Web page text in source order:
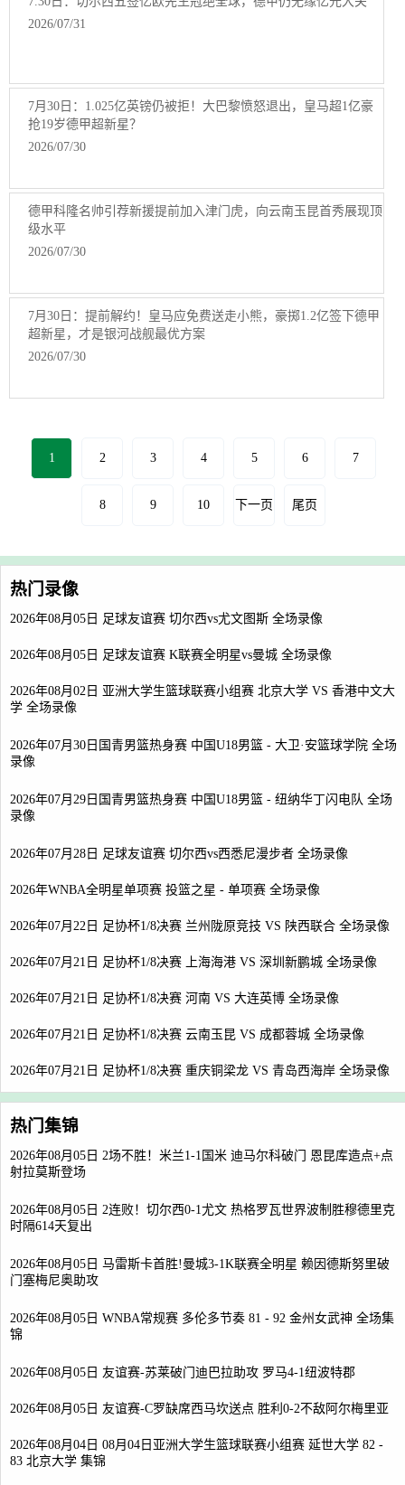
2026/07/31
7月30日：1.025亿英镑仍被拒！大巴黎愤怒退出，皇马超1亿豪
抢19岁德甲超新星？
2026/07/30
德甲科隆名帅引荐新援提前加入津门虎，向云南玉昆首秀展现顶
级水平
2026/07/30
7月30日：提前解约！皇马应免费送走小熊，豪掷1.2亿签下德甲
超新星，才是银河战舰最优方案
2026/07/30
1 2 3 4 5 6 7
8 9 10 下一页 尾页
热门录像
2026年08月05日 足球友谊赛 切尔西vs尤文图斯 全场录像
2026年08月05日 足球友谊赛 K联赛全明星vs曼城 全场录像
2026年08月02日 亚洲大学生篮球联赛小组赛 北京大学 VS 香港中文大
学 全场录像
2026年07月30日国青男篮热身赛 中国U18男篮 - 大卫·安篮球学院 全场
录像
2026年07月29日国青男篮热身赛 中国U18男篮 - 纽纳华丁闪电队 全场
录像
2026年07月28日 足球友谊赛 切尔西vs西悉尼漫步者 全场录像
2026年WNBA全明星单项赛 投篮之星 - 单项赛 全场录像
2026年07月22日 足协杯1/8决赛 兰州陇原竞技 VS 陕西联合 全场录像
2026年07月21日 足协杯1/8决赛 上海海港 VS 深圳新鹏城 全场录像
2026年07月21日 足协杯1/8决赛 河南 VS 大连英博 全场录像
2026年07月21日 足协杯1/8决赛 云南玉昆 VS 成都蓉城 全场录像
2026年07月21日 足协杯1/8决赛 重庆铜梁龙 VS 青岛西海岸 全场录像
热门集锦
2026年08月05日 2场不胜！米兰1-1国米 迪马尔科破门 恩昆库造点+点
射拉莫斯登场
2026年08月05日 2连败！切尔西0-1尤文 热格罗瓦世界波制胜穆德里克
时隔614天复出
2026年08月05日 马雷斯卡首胜!曼城3-1K联赛全明星 赖因德斯努里破
门塞梅尼奥助攻
2026年08月05日 WNBA常规赛 多伦多节奏 81 - 92 金州女武神 全场集
锦
2026年08月05日 友谊赛-苏莱破门迪巴拉助攻 罗马4-1纽波特郡
2026年08月05日 友谊赛-C罗缺席西马坎送点 胜利0-2不敌阿尔梅里亚
2026年08月04日 08月04日亚洲大学生篮球联赛小组赛 延世大学 82 -
83 北京大学 集锦